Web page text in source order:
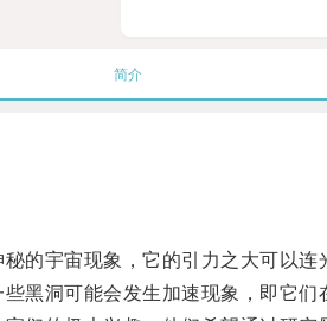
简介
宇宙现象，它的引力之大可以连
洞可能会发生加速现象，即它们